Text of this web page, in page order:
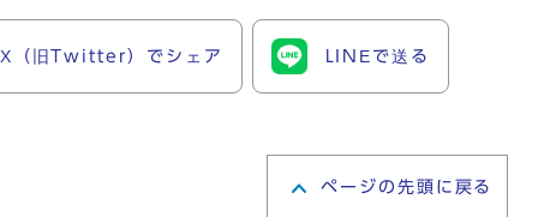
X（旧Twitter）でシェア LINEで送る
ページの先頭に戻る